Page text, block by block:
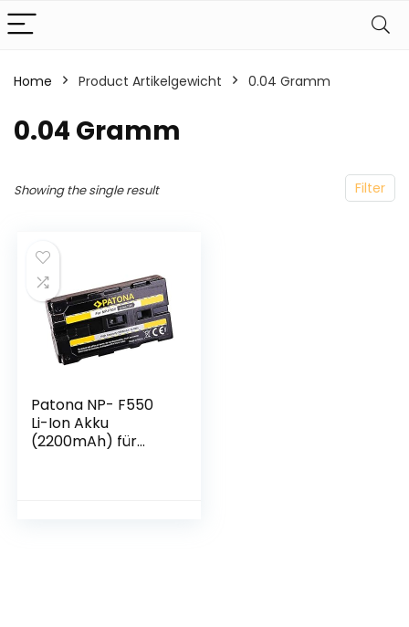
Home Product Artikelgewicht ‎0.04 Gramm
‎0.04 Gramm
Filter
Showing the single result
Patona NP- F550
Li-Ion Akku
(2200mAh) für